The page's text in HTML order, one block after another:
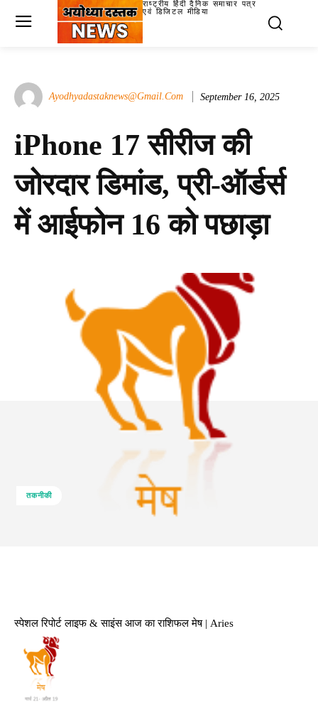
राष्ट्रीय हिंदी दैनिक समाचार पत्र
एवं डिजिटल मीडिया
Ayodhyadastaknews@gmail.com September 16, 2025
iPhone 17 सीरीज की
जोरदार डिमांड, प्री-ऑर्डर्स
में आईफोन 16 को पछाड़ा
तकनीकी
स्पेशल रिपोर्ट लाइफ & साइंस आज का राशिफल मेष | Aries